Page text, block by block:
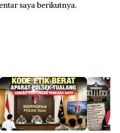
saya berikutnya.